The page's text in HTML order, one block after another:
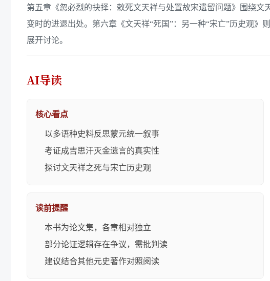
第五章《忽必烈的抉择：敕死文天祥与处置故宋遗留问题》围绕
变时的进退出处。第六章《文天祥“死国”：另一种“宋亡”历史观》
展开讨论。
AI导读
核心看点
以多语种史料反思蒙元统一叙事
考证成吉思汗灭金遗言的真实性
探讨文天祥之死与宋亡历史观
读前提醒
本书为论文集，各章相对独立
部分论证逻辑存在争议，需批判读
建议结合其他元史著作对照阅读